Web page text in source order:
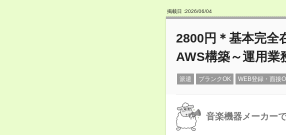
掲載日 :2026/06/04
2800円＊基本完全
AWS構築～運用業
派遣 ブランクOK WEB登録・面接
音楽機器メーカー